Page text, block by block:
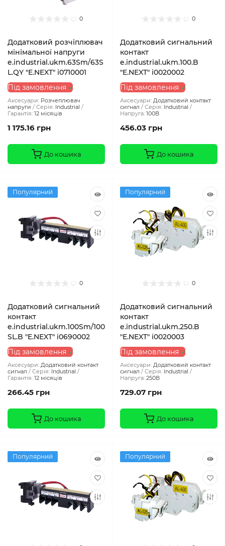
0
Додатковий розчіплювач
мінімальної напруги
e.industrial.ukm.63Sm/63S
L.QY "E.NEXT" i0710001
Під замовлення
Аксесуари: Розчеплювач
напруги
Серія: Industrial
Гарантія: 12 місяців
1 175.16 грн
До кошика
0
Додатковий сигнальний
контакт
e.industrial.ukm.100.B
"E.NEXT" i0020002
Під замовлення
Аксесуари: Додатковий контакт
сигнал
Серія: Industrial
Напруга: 100В
456.03 грн
До кошика
Популярний
0
Додатковий сигнальний
контакт
e.industrial.ukm.100Sm/100
SL.B "E.NEXT" i0690002
Під замовлення
Аксесуари: Додатковий контакт
сигнал
Серія: Industrial
Гарантія: 12 місяців
266.45 грн
До кошика
Популярний
0
Додатковий сигнальний
контакт
e.industrial.ukm.250.B
"E.NEXT" i0020003
Під замовлення
Аксесуари: Додатковий контакт
сигнал
Серія: Industrial
Напруга: 250В
729.07 грн
До кошика
Популярний Популярний